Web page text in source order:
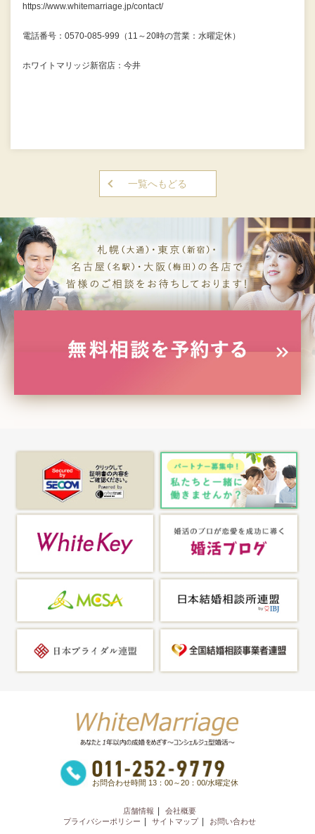
https://www.whitemarriage.jp/contact/
電話番号：0570-085-999（11～20時の営業：水曜定休）
ホワイトマリッジ新宿店：今井
一覧へもどる
お問合わせ時間 13：00～20：00/水曜定休
店舗情報
会社概要
プライバシーポリシー
サイトマップ お問い合わせ